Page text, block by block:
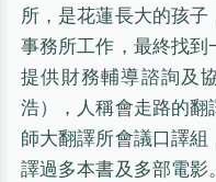
所，是花蓮長大的孩
事務所工作，最終找到
提供財務輔導諮詢及
浩），人稱會走路的翻
師大翻譯所會議口譯
譯過多本書及多部電影